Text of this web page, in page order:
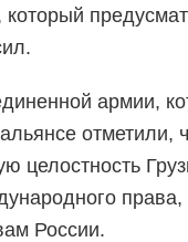
который
армии,
отметили,
целостность
России.